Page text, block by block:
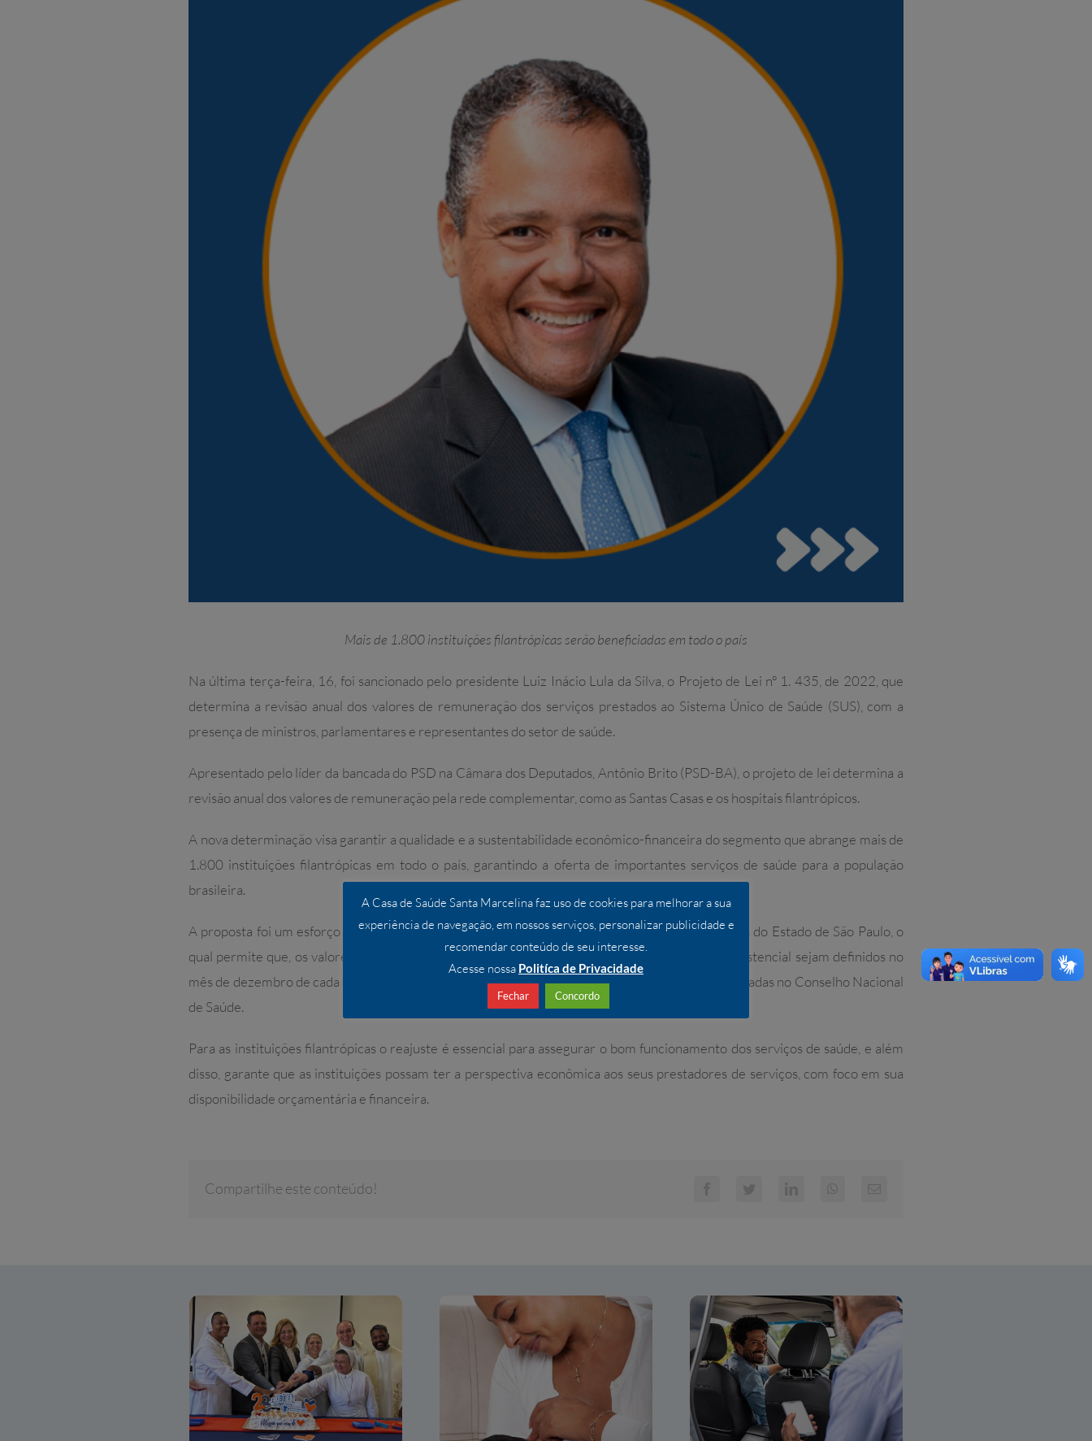
Mais de 1.800instituições filantrópicas serão beneficiadas em todo o país
Na última terça-feira, 16, foi sancionado pelo presidente Luiz Inácio Lula da Silva, o Projeto de Lei nº 1. 435, de 2022, que
determina a revisão anual dos valores de remuneração dos serviços prestados ao Sistema Único de Saúde (SUS), com a
presença de ministros, parlamentares e representantes do setor de saúde.
Apresentado pelo líder da bancada do PSD na Câmara dos Deputados, Antônio Brito (PSD-BA), o projeto de lei determina a
revisão anual dos valores de remuneração pela rede complementar, como as Santas Casas e os hospitais filantrópicos.
A nova determinação visa garantir a qualidade e a sustentabilidade econômico-financeira do segmento que abrange mais de
1.800 instituições filantrópicas em todo o país, garantindo a oferta de importantes serviços de saúde para a população
brasileira.
A proposta foi um esforço conjunto de todos os deputados federais e senadores representantes do Estado de São Paulo, o
qual permite que, os valores para a remuneração de serviços e os parâmetros da cobertura assistencial sejam definidos no
mês de dezembro de cada ano, por meio de ato do Ministério da Saúde, a partir de decisões aprovadas no Conselho Nacional
de Saúde.
Para as instituições filantrópicas o reajuste é essencial para assegurar o bom funcionamento dos serviços de saúde, e além
disso, garante que as instituições possam ter a perspectiva econômica aos seus prestadores de serviços, com foco em sua
disponibilidade orçamentária e financeira.
Compartilhe este conteúdo!
A Casa de Saúde Santa Marcelina faz uso de cookies para melhorar a sua
experiência de navegação, em nossos serviços, personalizar publicidade e
recomendar conteúdo de seu interesse.
Acesse nossa Politíca de Privacidade
Fechar Concordo